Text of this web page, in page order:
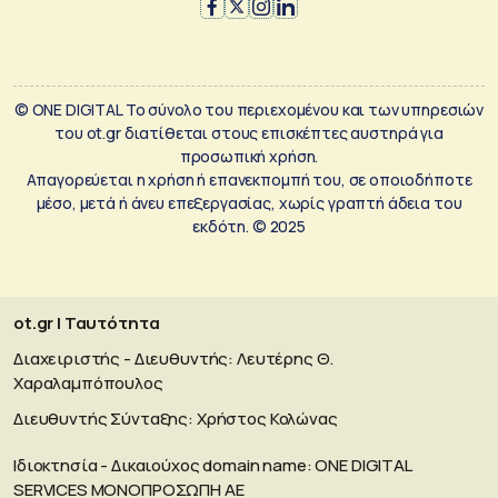
© ONE DIGITAL Το σύνολο του περιεχομένου και των υπηρεσιών
του ot.gr διατίθεται στους επισκέπτες αυστηρά για
προσωπική χρήση.
Απαγορεύεται η χρήση ή επανεκπομπή του, σε οποιοδήποτε
μέσο, μετά ή άνευ επεξεργασίας, χωρίς γραπτή άδεια του
εκδότη. © 2025
ot.gr | Ταυτότητα
Διαχειριστής - Διευθυντής: Λευτέρης Θ.
Χαραλαμπόπουλος
Διευθυντής Σύνταξης: Χρήστος Κολώνας
Ιδιοκτησία - Δικαιούχος domain name: ΟΝΕ DIGITAL
SERVICES MONOΠΡΟΣΩΠΗ ΑΕ